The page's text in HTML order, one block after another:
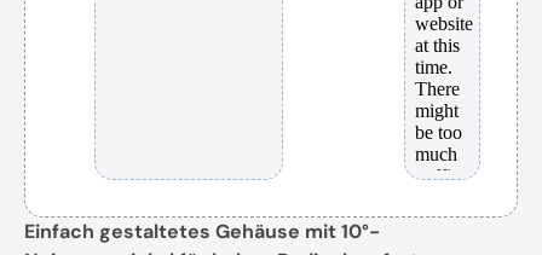
Einfach gestaltetes Gehäuse mit 10°-